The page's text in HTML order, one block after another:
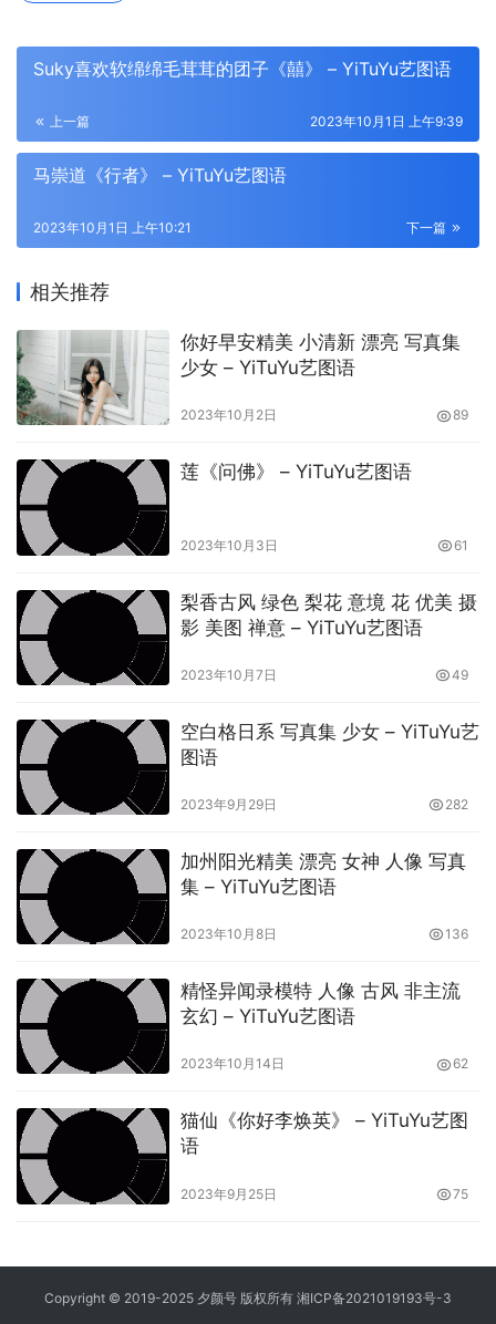
Suky喜欢软绵绵毛茸茸的团子《囍》 – YiTuYu艺图语
上一篇 2023年10月1日 上午9:39
马崇道《行者》 – YiTuYu艺图语
下一篇
2023年10月1日 上午10:21
相关推荐
你好早安精美 小清新 漂亮 写真集
少女 – YiTuYu艺图语
2023年10月2日 89
莲《问佛》 – YiTuYu艺图语
2023年10月3日 61
梨香古风 绿色 梨花 意境 花 优美 摄
影 美图 禅意 – YiTuYu艺图语
2023年10月7日 49
空白格日系 写真集 少女 – YiTuYu艺
图语
2023年9月29日 282
加州阳光精美 漂亮 女神 人像 写真
集 – YiTuYu艺图语
2023年10月8日 136
精怪异闻录模特 人像 古风 非主流
玄幻 – YiTuYu艺图语
2023年10月14日 62
猫仙《你好李焕英》 – YiTuYu艺图
语
2023年9月25日 75
Copyright © 2019-2025 夕颜号 版权所有 湘ICP备2021019193号-3